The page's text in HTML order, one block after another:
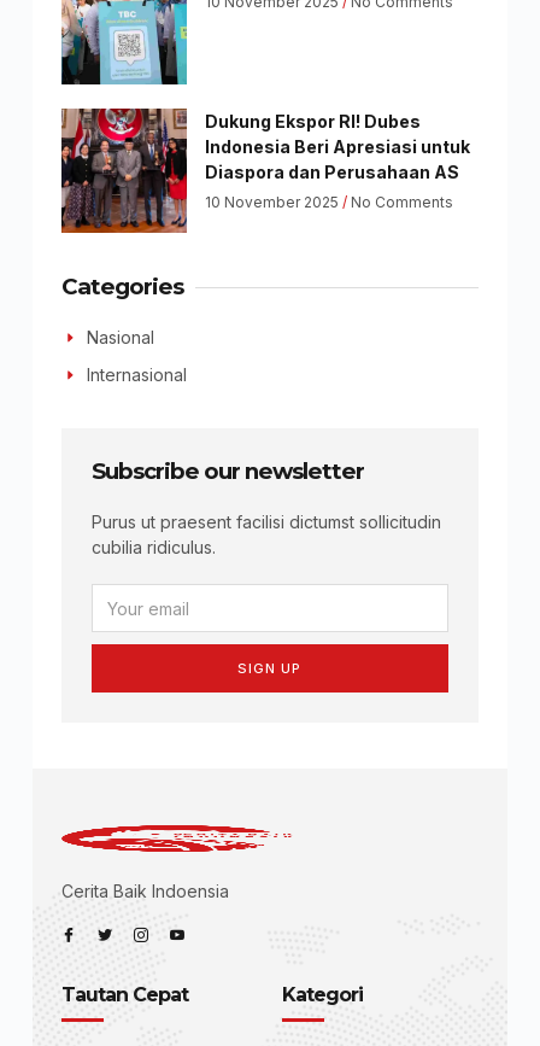
Dukung Ekspor RI! Dubes
Indonesia Beri Apresiasi untuk
Diaspora dan Perusahaan AS
10 November 2025 No Comments
Categories
Nasional
Internasional
Subscribe our newsletter
Purus ut praesent facilisi dictumst sollicitudin
cubilia ridiculus.
SIGN UP
Cerita Baik Indoensia
Tautan Cepat Kategori